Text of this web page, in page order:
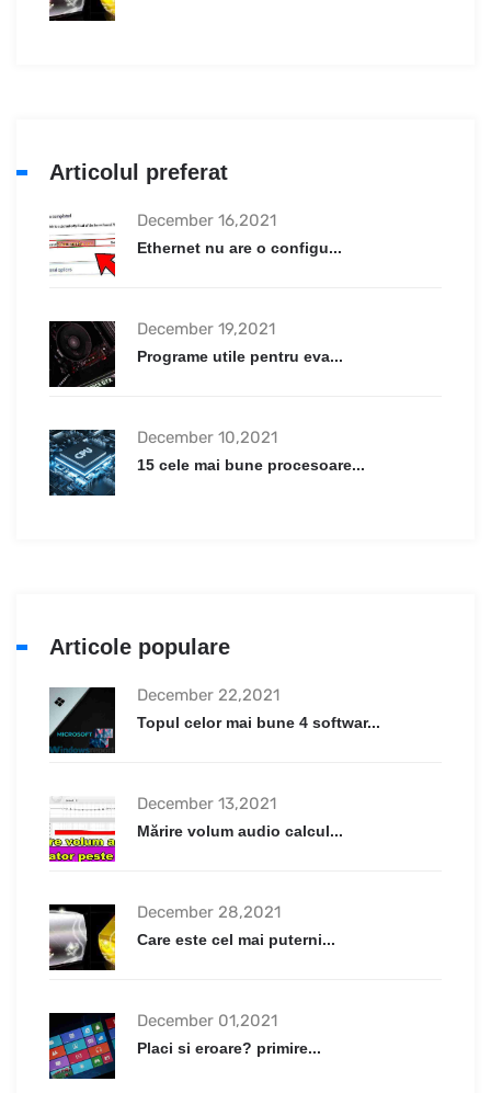
Articolul preferat
December 16,2021
Ethernet nu are o configu...
December 19,2021
Programe utile pentru eva...
December 10,2021
15 cele mai bune procesoare...
Articole populare
December 22,2021
Topul celor mai bune 4 softwar...
December 13,2021
Mărire volum audio calcul...
December 28,2021
Care este cel mai puterni...
December 01,2021
Placi si eroare? primire...